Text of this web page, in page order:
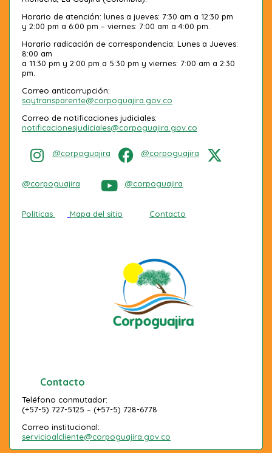
Horario de atención: lunes a jueves: 7:30 am a 12:30 pm
y 2:00 pm a 6:00 pm – viernes: 7:00 am a 4:00 pm.
Horario radicación de correspondencia: Lunes a Jueves:
8:00 am
a 11:30 pm y 2:00 pm a 5:30 pm y viernes: 7:00 am a 2:30
pm.
Correo anticorrupción:
soytransparente@corpoguajira.gov.co
Correo de notificaciones judiciales:
notificacionesjudiciales@corpoguajira.gov.co
@corpoguajira @corpoguajira
@corpoguajira @corpoguajira
Políticas Mapa del sitio Contacto
Contacto
Teléfono conmutador:
(+57-5) 727-5125 – (+57-5) 728-6778
Correo institucional:
servicioalcliente@corpoguajira.gov.co